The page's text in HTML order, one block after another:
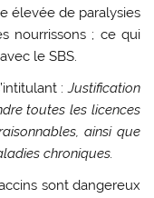
élevée de paralysies
nourrissons ; ce qui
le SBS.
:Justification
toutes les licences
ainsi que
chroniques.
sont dangereux